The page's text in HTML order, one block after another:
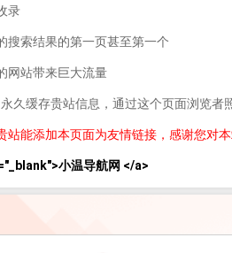
录
搜索结果的第一页甚至第一个
网站带来巨大流量
久缓存贵站信息，通过这个页面浏览者
能添加本页面为友情链接，感谢您对本
小温导航网 </a>